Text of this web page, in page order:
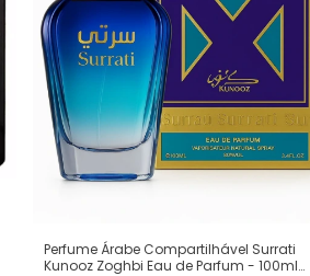
Perfume Árabe Compartilhável Surrati
Kunooz Zoghbi Eau de Parfum - 100ml